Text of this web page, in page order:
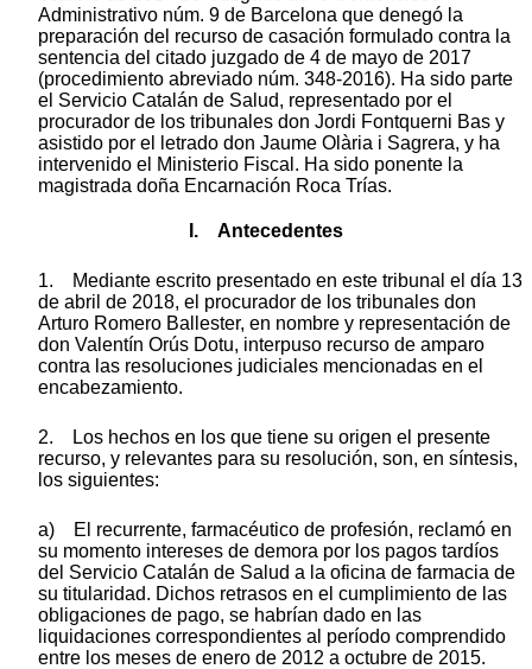
Administrativo núm. 9 de Barcelona que denegó la
preparación del recurso de casación formulado contra la
sentencia del citado juzgado de 4 de mayo de 2017
(procedimiento abreviado núm. 348-2016). Ha sido parte
el Servicio Catalán de Salud, representado por el
procurador de los tribunales don Jordi Fontquerni Bas y
asistido por el letrado don Jaume Olària i Sagrera, y ha
intervenido el Ministerio Fiscal. Ha sido ponente la
magistrada doña Encarnación Roca Trías.
I. Antecedentes
1. Mediante escrito presentado en este tribunal el día 13
de abril de 2018, el procurador de los tribunales don
Arturo Romero Ballester, en nombre y representación de
don Valentín Orús Dotu, interpuso recurso de amparo
contra las resoluciones judiciales mencionadas en el
encabezamiento.
2. Los hechos en los que tiene su origen el presente
recurso, y relevantes para su resolución, son, en síntesis,
los siguientes:
a) El recurrente, farmacéutico de profesión, reclamó en
su momento intereses de demora por los pagos tardíos
del Servicio Catalán de Salud a la oficina de farmacia de
su titularidad. Dichos retrasos en el cumplimiento de las
obligaciones de pago, se habrían dado en las
liquidaciones correspondientes al período comprendido
entre los meses de enero de 2012 a octubre de 2015.